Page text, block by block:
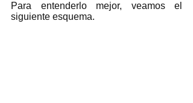
Para entenderlo mejor, veamos el
siguiente esquema.